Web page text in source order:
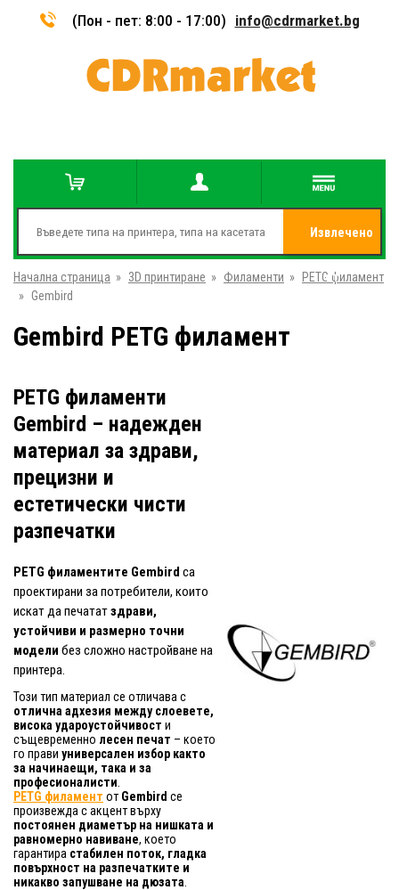
(Пон - пет: 8:00 - 17:00) info@cdrmarket.bg
Извлечено
от
Начална страница » 3D принтиране » Филаменти »
PETG филамент
» Gembird
Gembird PETG филамент
PETG филаменти
Gembird – надежден
материал за здрави,
прецизни и
естетически чисти
разпечатки
PETG филаментите Gembird са
проектирани за потребители, които
искат да печататздрави,
устойчиви и размерно точни
модели без сложно настройване на
принтера.
Този тип материал се отличава с
отлична адхезия между слоевете,
висока удароустойчивост и
същевременно лесен печат – което
го прави универсален избор както
за начинаещи, така и за
професионалисти
PETG филамент от Gembird се
произвежда с акцент върху
постоянен диаметър на нишката и
равномерно навиване, което
гарантира стабилен поток, гладка
повърхност на разпечатките и
никакво запушване на дюзата